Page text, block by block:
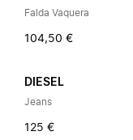
Falda Vaquera
104,50 €
DIESEL
Jeans
125 €